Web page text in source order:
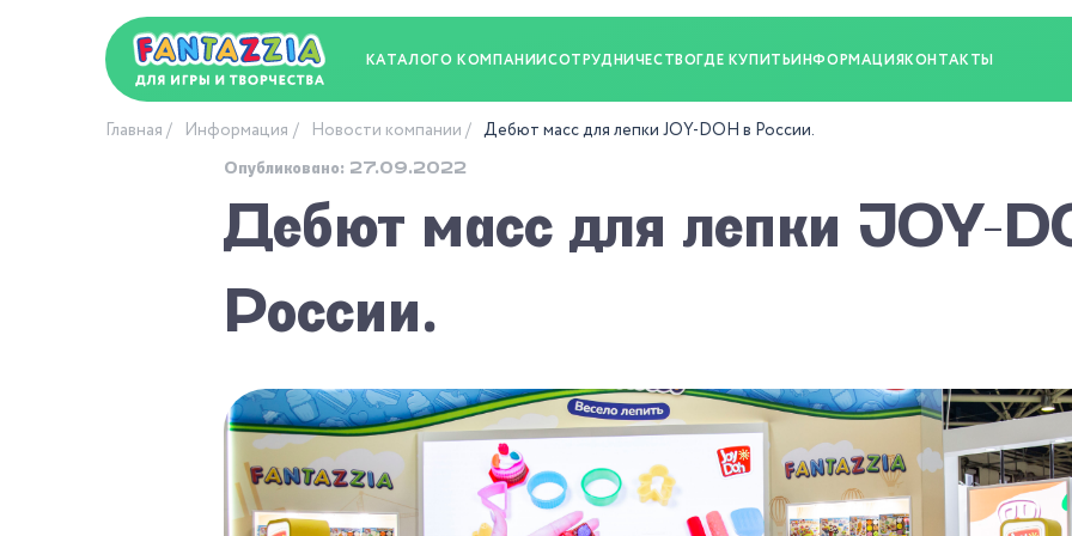
КАТАЛОГО КОМПАНИИСОТРУДНИЧЕСТВОГДЕ КУПИТЬИНФОРМАЦИЯКОНТАКТЫ
Главная Информация Новости компании Дебют масс для лепки JOY-DOH в России.
Опубликовано: 27.09.2022
Дебют масс для лепки JOY-
России.